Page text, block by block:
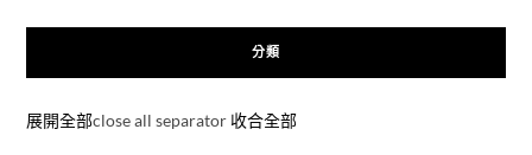
分類
展開全部close all separator 收合全部